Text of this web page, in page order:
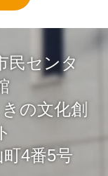
民センタ
の文化創
4番5号